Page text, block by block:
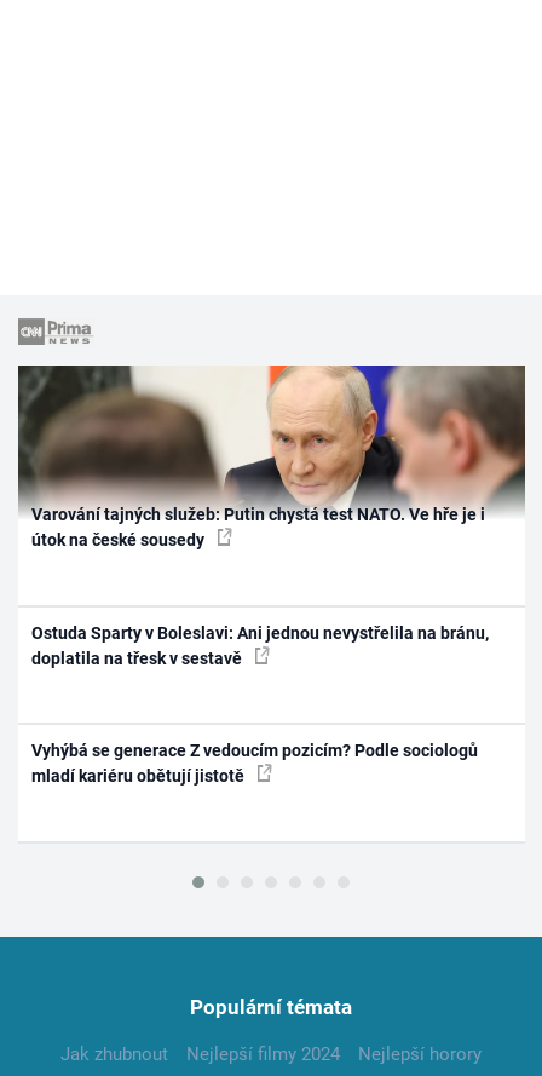
Varování tajných služeb: Putin chystá test NATO. Ve hře je i
útok na české sousedy
Ostuda Sparty v Boleslavi: Ani jednou nevystřelila na bránu,
doplatila na třesk v sestavě
Vyhýbá se generace Z vedoucím pozicím? Podle sociologů
mladí kariéru obětují jistotě
Populární témata
Jak zhubnout Nejlepší filmy 2024
Nejlepší horory